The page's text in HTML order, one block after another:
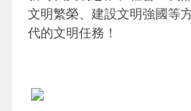
文明繁榮、建設文明強國等
代的文明任務！